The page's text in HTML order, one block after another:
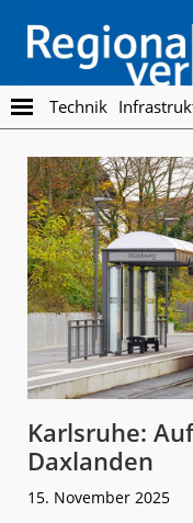
main
content
footer
Die
Fachzeitschrift
den
Öffentlichen
Personennahverkehr
Technik
Karlsruhe:
Daxlanden
15. November 2025